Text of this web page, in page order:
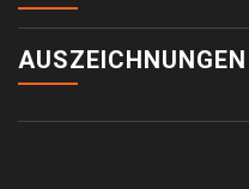
AUSZEICHNUNGEN